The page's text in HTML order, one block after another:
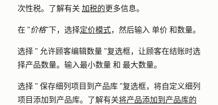
次性税。了解有关 加税的更多信息。
在 "价格"下，选择定价模式，然后输入 单价 和数量。
选择 " 允许顾客编辑数量 "复选框，让顾客在结账时选
择产品数量。输入最小数量 和 最大数量。
选择 " 保存细列项目到产品库 "复选框，将自定义细列
项目添加到产品库。了解有关将产品添加到产品库的